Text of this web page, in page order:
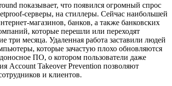
показывает, что появился огромный спрос
серверы, на стиллеры. Сейчас наибольшей
магазинов, банков, а также банковских
которые перешли или переходят
три месяца. Удаленная работа заставили людей
которые зачастую плохо обновляются
ПО, о котором пользователи даже
Account Takeover Prevention позволяют
и клиентов.